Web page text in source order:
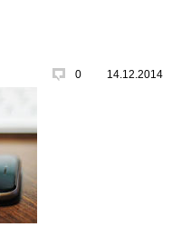
0 14.12.2014